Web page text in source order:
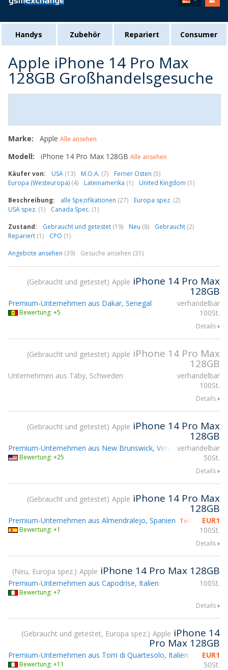
Handys Zubehör Repariert Consumer
Apple iPhone 14 Pro Max
128GB Großhandelsgesuche
Marke: Apple Alle ansehen
Modell: iPhone 14 Pro Max 128GB Alle ansehen
Käufer von:
USA (13) M.O.A. (7) Ferner Osten (5)
Europa (Westeuropa) (4) Lateinamerika (1) United Kingdom (1)
Beschreibung:
alle Spezifikationen (27) Europa spez. (2)
USA spez. (1) Canada Spec. (1)
Zustand:
Gebraucht und getestet (19) Neu (8) Gebraucht (2)
Repariert (1) CPO (1)
Angebote ansehen (39) Gesuche ansehen (31)
Gebraucht und getestet Apple iPhone 14 Pro Max
128GB
verhandelbar
100St.
Premium-Unternehmen aus Dakar, Senegal
Bewertung: +5
Details
Gebraucht und getestet Apple iPhone 14 Pro Max
128GB
verhandelbar
100St.
Unternehmen aus Täby, Schweden
Details
Gebraucht und getestet Apple iPhone 14 Pro Max
128GB
verhandelbar
50St.
Premium-Unternehmen aus New Brunswick, Vereinigte Staaten
Bewertung: +25
Details
Gebraucht und getestet Apple iPhone 14 Pro Max
128GB
EUR1
100St.
Premium-Unternehmen aus Almendralejo, Spanien Teilnahme
Bewertung: +1
Details
Neu, Europa spez. Apple iPhone 14 Pro Max 128GB
100St.
Premium-Unternehmen aus Capodrise, Italien
Bewertung: +7
Details
Gebraucht und getestet, Europa spez. Apple iPhone 14
Pro Max 128GB
EUR1
50St.
Premium-Unternehmen aus Torri di Quartesolo, Italien
Bewertung: +11